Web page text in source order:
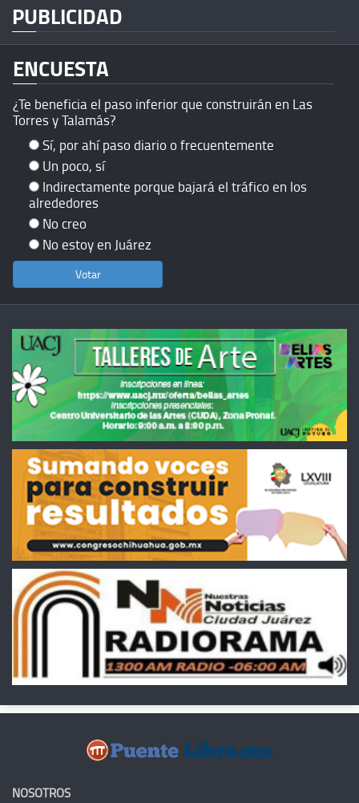
PUBLICIDAD
ENCUESTA
¿Te beneficia el paso inferior que construirán en Las
Torres y Talamás?
Sí, por ahí paso diario o frecuentemente
Un poco, sí
Indirectamente porque bajará el tráfico en los
alrededores
No creo
No estoy en Juárez
NOSOTROS